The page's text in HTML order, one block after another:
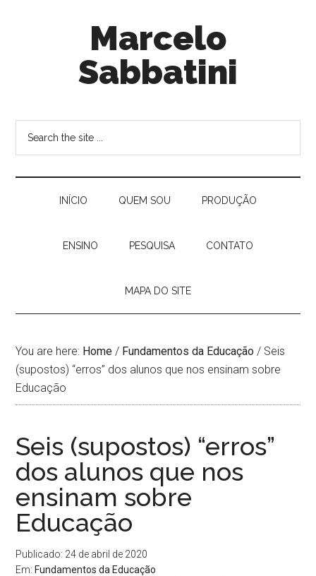
Marcelo
Sabbatini
INÍ­CIO QUEM SOU PRODUÇÃO
ENSINO PESQUISA CONTATO
MAPA DO SITE
You are here: Home / Fundamentos da Educação / Seis
(supostos) “erros” dos alunos que nos ensinam sobre
Educação
Seis (supostos) “erros”
dos alunos que nos
ensinam sobre
Educação
Publicado: 24 de abril de 2020
Em: Fundamentos da Educação